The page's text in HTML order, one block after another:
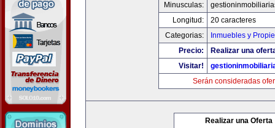
Minusculas:
Longitud:
20 caracteres
Categorias:
Inmuebles y
Precio:
Realizar una
Visitar!
Serán consideradas
Realizar una Oferta